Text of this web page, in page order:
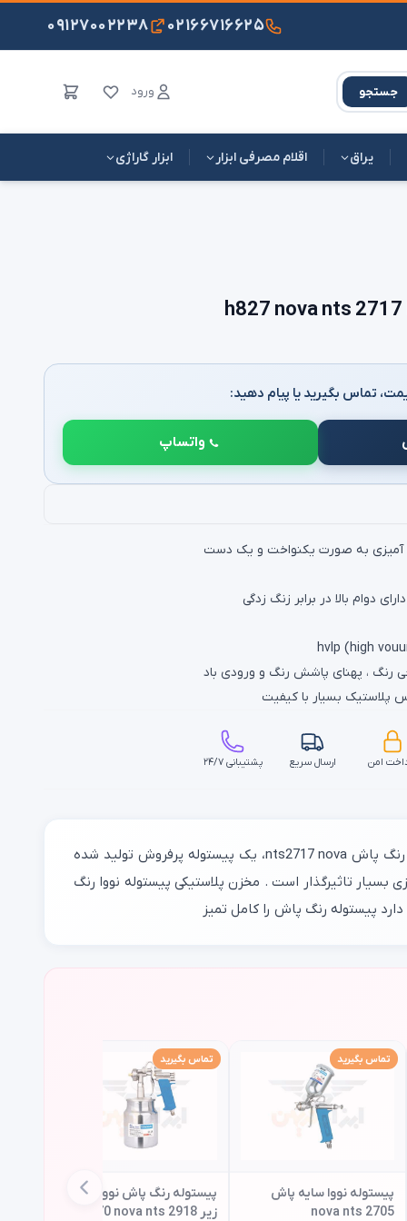
۰۲۱۶۶۷۱۶۶۲۵ ۰۹۱۲۷۰۰۲۲۳۸
جستجو ورود
یراق اقلام مصرفی ابزار ابزار گاراژی
تماس بگیرید یا پیام دهید:
واتساپ
آمیزی به صورت یکنواخت و یک دست
دوام بالا در برابر زنگ زدگی
، پهنای پاشش رنگ و ورودی باد
امن ارسال سریع پشتیبانی ۲۴/۷
پیستوله رنگ پاش یکی از پر کاربردترین پیستوله برای رنگ پاشی است که با برندهایی مختلف در بازار به فروش می رسند . پیستوله رنگ پاش nts2717 nova، یک پیستوله پرفروش تولید شده
تاثیرگذار است . مخزن پلاستیکی پیستوله نووا رنگ
تماس بگیرید
پیستوله نووا سایه پاش
nova nts 2705
تماس بگیرید
پیستوله رنگ پاش نووا کاسه
زیر g70 nova nts 2918